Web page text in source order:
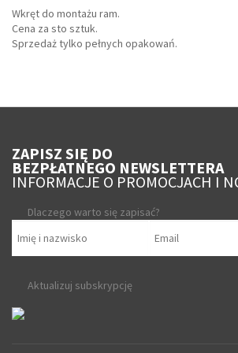
Wkręt do montażu ram.
Cena za sto sztuk.
Sprzedaż tylko pełnych opakowań.
ZAPISZ SIĘ DO
BEZPŁATNEGO NEWSLETTERA
INFORMACJE O PROMOCJACH I
Dlaczego warto się zapisać?
Aktualizuj subskrypcję